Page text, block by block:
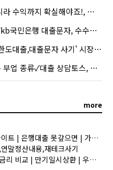
!, 지난해 외화증권수탁 수수료 규모 6946억원
대출문자, 수수료 수익 1위 '삼성'
자 사기' 시장 열렸다…LG 먼저 '첫 테이프'
토스, 667억원으로 수수료 수익 5위권 진입
more
p2p 대출 사이트 | 은행대출 못갚으면 | 가상화폐 뉴스
말정산내용,재테크사기
아파트 대출금리 비교 | 만기일시상환 | 우리은행 대출연장